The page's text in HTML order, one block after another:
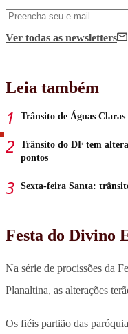
Ver todas as newsletters
Leia também
Trânsito de Águas Claras
Trânsito do DF tem
pontos
Sexta-feira Santa:
Festa do Divino
Na série de procissões da
Planaltina, as alterações
Os fiéis partião das